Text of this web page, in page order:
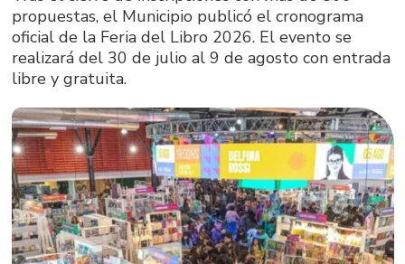
propuestas, el Municipio publicó el cronograma
oficial de la Feria del Libro 2026. El evento se
realizará del 30 de julio al 9 de agosto con entrada
libre y gratuita.